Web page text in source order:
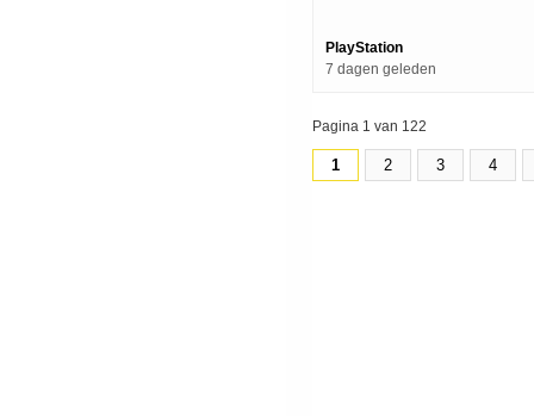
PlayStation
7 dagen geleden
Pagina 1 van 122
1 2 3 4